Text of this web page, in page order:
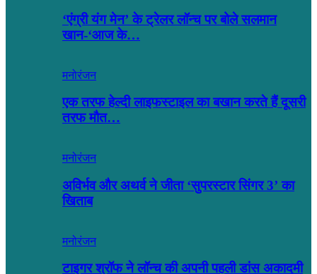
‘एंग्री यंग मेन’ के ट्रेलर लॉन्च पर बोले सलमान
खान-‘आज के…
मनोरंजन
एक तरफ हेल्दी लाइफस्टाइल का बखान करते हैं दूसरी
तरफ मौत…
मनोरंजन
अविर्भव और अथर्व ने जीता ‘सुपरस्टार सिंगर 3’ का
खिताब
मनोरंजन
टाइगर श्रॉफ ने लॉन्च की अपनी पहली डांस अकादमी